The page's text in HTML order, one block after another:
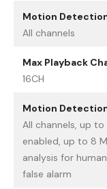
Motion
All channels
Max Playback
16CH
Motion
All channels, up
enabled, up to 8
analysis for
false alarm